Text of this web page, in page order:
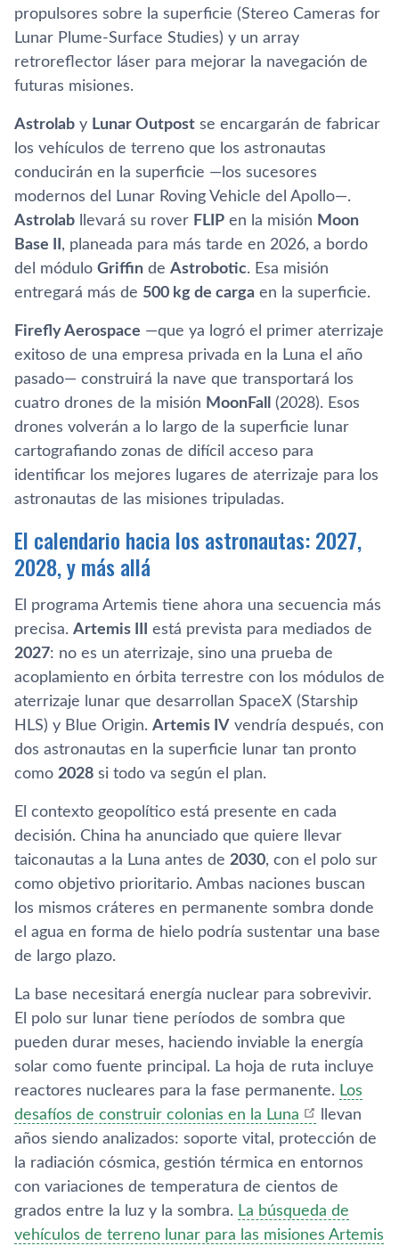
propulsores sobre la superficie (Stereo Cameras for
Lunar Plume-Surface Studies) y un array
retroreflector láser para mejorar la navegación de
futuras misiones.
Astrolab y Lunar Outpost se encargarán de fabricar
los vehículos de terreno que los astronautas
conducirán en la superficie —los sucesores
modernos del Lunar Roving Vehicle del Apollo—.
Astrolab llevará su rover FLIP en la misión Moon
Base II , planeada para más tarde en 2026, a bordo
del módulo Griffin de Astrobotic. Esa misión
entregará más de 500 kg de carga en la superficie.
Firefly Aerospace —que ya logró el primer aterrizaje
exitoso de una empresa privada en la Luna el año
pasado— construirá la nave que transportará los
cuatro drones de la misión MoonFall
(2028). Esos
drones volverán a lo largo de la superficie lunar
cartografiando zonas de difícil acceso para
identificar los mejores lugares de aterrizaje para los
astronautas de las misiones tripuladas.
El calendario hacia los astronautas: 2027,
2028, y más allá
El programa Artemis tiene ahora una secuencia más
precisa. Artemis III
está prevista para mediados de
2027: no es un aterrizaje, sino una prueba de
acoplamiento en órbita terrestre con los módulos de
aterrizaje lunar que desarrollan SpaceX (Starship
HLS) y Blue Origin. Artemis IV vendría después, con
dos astronautas en la superficie lunar tan pronto
como 2028 si todo va según el plan.
El contexto geopolítico está presente en cada
decisión. China ha anunciado que quiere llevar
taiconautas a la Luna antes de 2030, con el polo sur
como objetivo prioritario. Ambas naciones buscan
los mismos cráteres en permanente sombra donde
el agua en forma de hielo podría sustentar una base
de largo plazo.
La base necesitará energía nuclear para sobrevivir.
El polo sur lunar tiene períodos de sombra que
pueden durar meses, haciendo inviable la energía
solar como fuente principal. La hoja de ruta incluye
reactores nucleares para la fase permanente. Los
desafíos de construir colonias en la Luna
llevan
años siendo analizados: soporte vital, protección de
la radiación cósmica, gestión térmica en entornos
con variaciones de temperatura de cientos de
grados entre la luz y la sombra. La búsqueda de
vehículos de terreno lunar para las misiones Artemis